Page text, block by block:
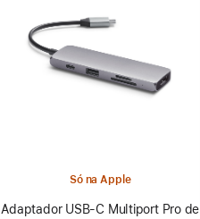
Só na Apple
Adaptador USB-C Multiport Pro de